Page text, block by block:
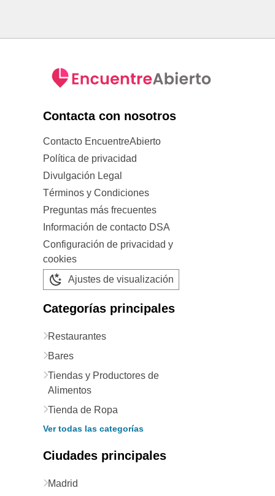
Contacta con nosotros
Contacto EncuentreAbierto
Política de privacidad
Divulgación Legal
Términos y Condiciones
Preguntas más frecuentes
Información de contacto DSA
Configuración de privacidad y
cookies
Ajustes de visualización
Categorías principales
Restaurantes
Bares
Tiendas y Productores de
Alimentos
Tienda de Ropa
Ver todas las categorías
Ciudades principales
Madrid